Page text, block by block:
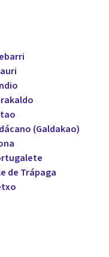
(Galdakao)
de Trápaga